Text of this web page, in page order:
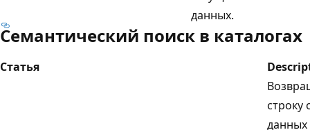
данных.
Семантический поиск в каталогах
Статья
строку
данных